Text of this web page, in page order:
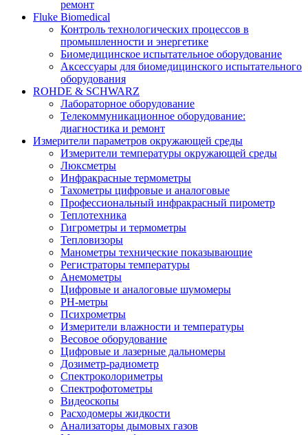
ремонт
Fluke Biomedical
Контроль технологических процессов в
промышленности и энергетике
Биомедицинское испытательное оборудование
Аксессуары для биомедицинского испытательного
оборудования
ROHDE & SCHWARZ
Лабораторное оборудование
Телекоммуникационное оборудование:
диагностика и ремонт
Измерители параметров окружающей среды
Измерители температуры окружающей среды
Люксметры
Инфракрасные термометры
Тахометры цифровые и аналоговые
Профессиональный инфракрасный пирометр
Теплотехника
Гигрометры и термометры
Тепловизоры
Манометры технические показывающие
Регистраторы температуры
Анемометры
Цифровые и аналоговые шумомеры
PH-метры
Психрометры
Измерители влажности и температуры
Весовое оборудование
Цифровые и лазерные дальномеры
Дозиметр-радиометр
Спектроколориметры
Спектрофотометры
Видеоскопы
Расходомеры жидкости
Анализаторы дымовых газов